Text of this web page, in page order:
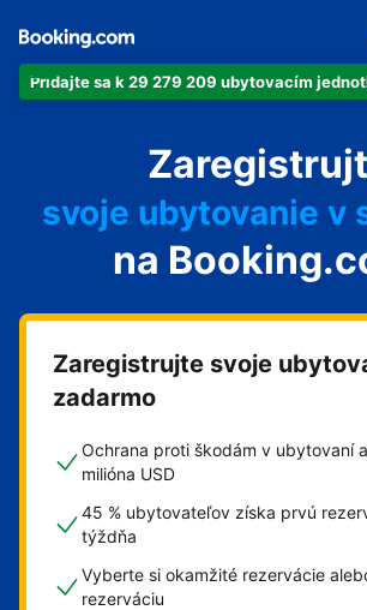
Pridajte sa k 29 279 209 ubytovacím
svoj hotel
svoje ubytovanie v
svoj penzión
svoje bed and
na
Zaregistrujte svoje
zadarmo
Ochrana proti škodám v ubytovaní
milióna USD
45 % ubytovateľov získa prvú
týždňa
Vyberte si okamžité rezervácie
rezerváciu